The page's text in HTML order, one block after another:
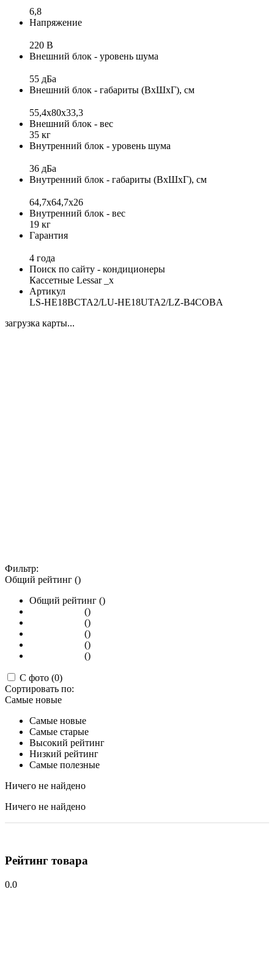
6,8
Напряжение
220 В
Внешний блок - уровень шума
55 дБа
Внешний блок - габариты (ВхШхГ), см
55,4x80x33,3
Внешний блок - вес
35 кг
Внутренний блок - уровень шума
36 дБа
Внутренний блок - габариты (ВхШхГ), см
64,7x64,7х26
Внутренний блок - вес
19 кг
Гарантия
4 года
Поиск по сайту - кондиционеры
Кассетные Lessar _x
Артикул
LS-HE18BCTA2/LU-HE18UTA2/LZ-B4COBA
загрузка карты...
Фильтр:
Общий рейтинг ()
Общий рейтинг ()
()
()
()
()
()
С фото (0)
Сортировать по:
Самые новые
Самые новые
Самые старые
Высокий рейтинг
Низкий рейтинг
Самые полезные
Ничего не найдено
Ничего не найдено
Рейтинг товара
0.0